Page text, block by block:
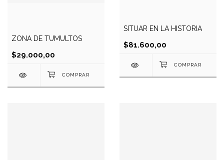
ZONA DE TUMULTOS
$29.000,00
SITUAR EN LA HISTORIA
$81.600,00